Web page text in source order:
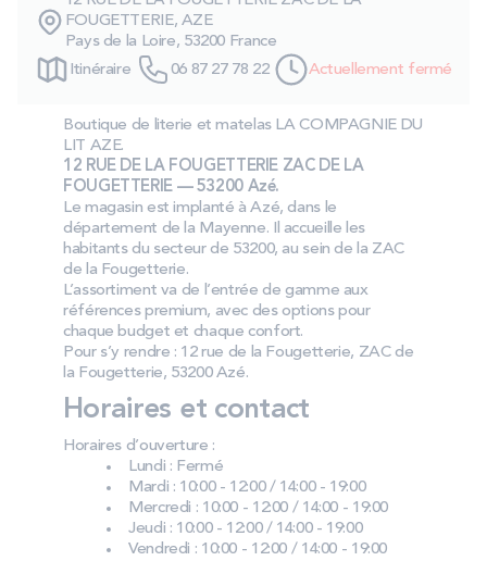
PROMOS
Nos engagements
Storelocator
ContactMon compte
FOUGETTERIE, AZE
Pays de la Loire, 53200 France
Itinéraire
06 87 27 78 22 Actuellement fermé
Boutique de literie et matelas LA COMPAGNIE DU
LIT AZE.
12 RUE DE LA FOUGETTERIE ZAC DE LA
FOUGETTERIE — 53200 Azé.
Le magasin est implanté à Azé, dans le
département de la Mayenne. Il accueille les
habitants du secteur de 53200, au sein de la ZAC
de la Fougetterie.
L’assortiment va de l’entrée de gamme aux
références premium, avec des options pour
chaque budget et chaque confort.
Pour s’y rendre : 12 rue de la Fougetterie, ZAC de
la Fougetterie, 53200 Azé.
Horaires et contact
Horaires d’ouverture :
Lundi : Fermé
Mardi : 10:00 - 12:00 / 14:00 - 19:00
Mercredi : 10:00 - 12:00 / 14:00 - 19:00
Jeudi : 10:00 - 12:00 / 14:00 - 19:00
Vendredi : 10:00 - 12:00 / 14:00 - 19:00